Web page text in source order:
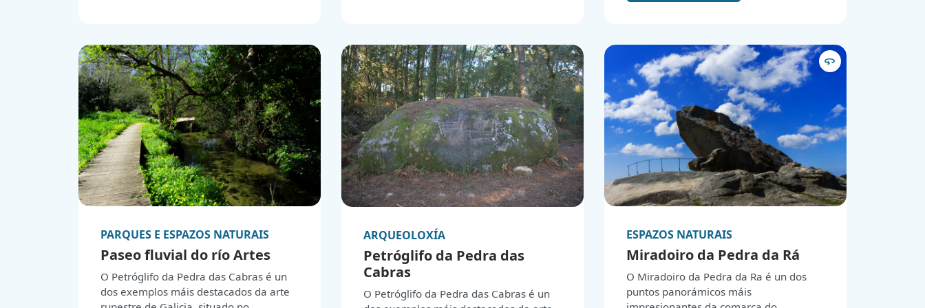
representada no escudo de Ribeira, é
obra do estudio de arquitectura Carbajal
en colaboración con VAUMM
Arquitectura e Urbanismo.
Camiño de Santiago desde Barbanza,
coñecida como "A Orixe", o que a
converte nun recurso clave para os
peregrinos e visitantes interesados
nesta histórica travesía.
máis de 1.000 hectáreas de terreos que
inclúen unha duna móbil, a máis grande
do nordés peninsular, así como dúas
lagoas (unha de auga doce e outra de
auga salgada), praias e unha costa de
espectacular beleza. A diversidade de
hábitats que alberga este parque
convérteo nun lugar privilexiado para a
conservación de especies tanto
terrestres como mariñas.
PARQUES E ESPAZOS NATURAIS
Paseo fluvial do río Artes
O Petróglifo da Pedra das Cabras é un
dos exemplos máis destacados da arte
ARQUEOLOXÍA
Petróglifo da Pedra das
Cabras
O Petróglifo da Pedra das Cabras é un
360
ESPAZOS NATURAIS
Miradoiro da Pedra da Rá
O Miradoiro da Pedra da Ra é un dos
puntos panorámicos máis